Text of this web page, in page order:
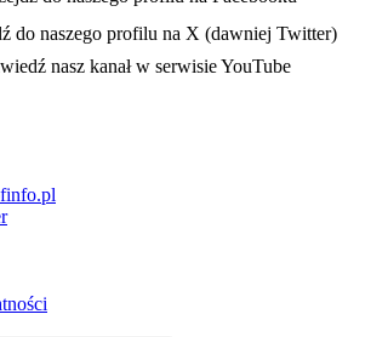
- otwiera się w nowej karcie
nowej karcie
do naszego profilu na X (dawniej Twitter)
- otwiera się w nowej karcie
nasz kanał w serwisie YouTube